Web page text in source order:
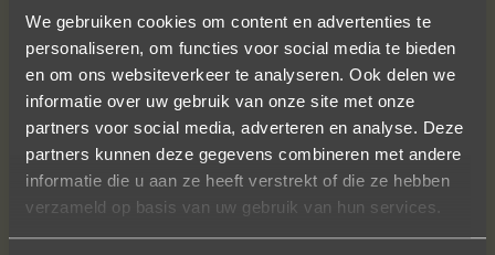
We gebruiken cookies om content en advertenties te
personaliseren, om functies voor social media te bieden
en om ons websiteverkeer te analyseren. Ook delen we
informatie over uw gebruik van onze site met onze
partners voor social media, adverteren en analyse. Deze
partners kunnen deze gegevens combineren met andere
informatie die u aan ze heeft verstrekt of die ze hebben
verzameld op basis van uw gebruik van hun services.
VOLG ONS OP SOCIALE MEDIA